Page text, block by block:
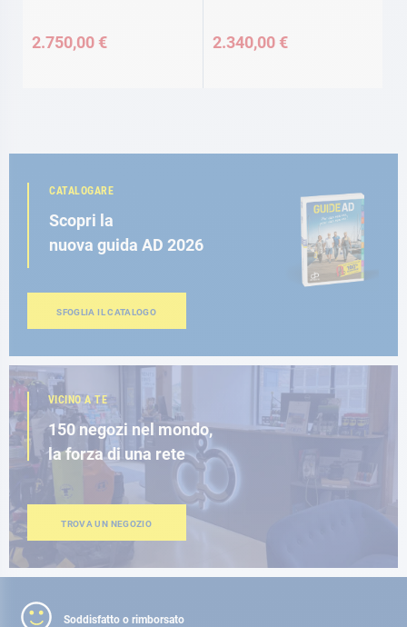
2.750,00 € 2.340,00 €
CATALOGARE
Scopri la
nuova guida AD 2026
SFOGLIA IL CATALOGO
VICINO A TE
150 negozi nel mondo,
la forza di una rete
TROVA UN NEGOZIO
Soddisfatto o rimborsato